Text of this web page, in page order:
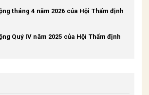
4 năm 2026 của Hội Thẩm định
Quý IV năm 2025 của Hội Thẩm định